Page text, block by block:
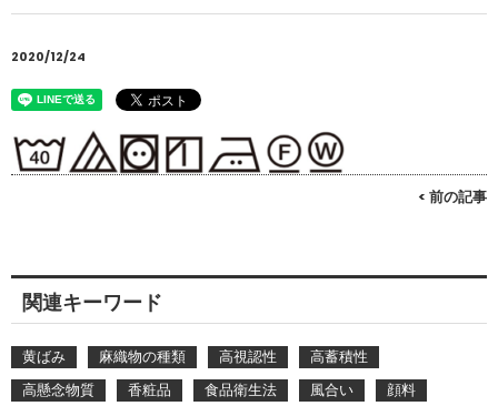
2020/12/24
< 前の記事
関連キーワード
黄ばみ 麻織物の種類 高視認性
高蓄積性
高懸念物質
香粧品 食品衛生法 風合い
顔料